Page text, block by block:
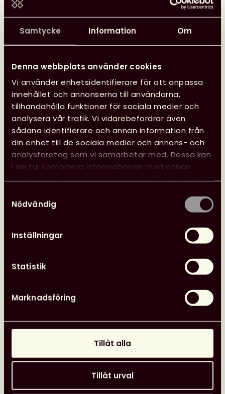
Samtycke Information Om
Denna webbplats använder cookies
Vi använder enhetsidentifierare för att anpassa
innehållet och annonserna till användarna,
tillhandahålla funktioner för sociala medier och
analysera vår trafik. Vi vidarebefordrar även
sådana identifierare och annan information från
din enhet till de sociala medier och annons- och
analysföretag som vi samarbetar med. Dessa kan
i sin tur kombinera informationen med annan
information som du har tillhandahållit eller som de
Nödvändig
Inställningar
Statistik
Marknadsföring
Tillåt alla
Tillåt urval
Finland, säger hon.
Utvecklingsstödet delas ut under hösten varje år,
och beslut om vilka sökande som tilldelas stödet
Artikeln publicerades först i Biblioteksbladet.
Foto: Maria Nygård, Patrik Lustig.
Fler nyheter
26 juni, 2026 Opinion